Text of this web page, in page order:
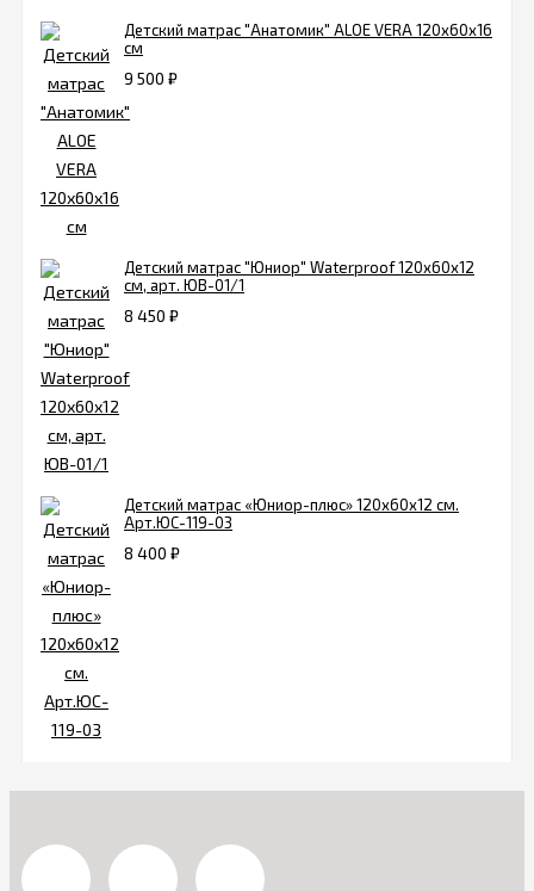
Детский матрас "Анатомик" ALOE VERA 120х60х16
см
9 500 ₽
Детский матрас "Юниор" Waterproof 120х60х12
см, арт. ЮВ-01/1
8 450 ₽
Детский матрас «Юниор-плюс» 120х60х12 см.
Арт.ЮC-119-03
8 400 ₽